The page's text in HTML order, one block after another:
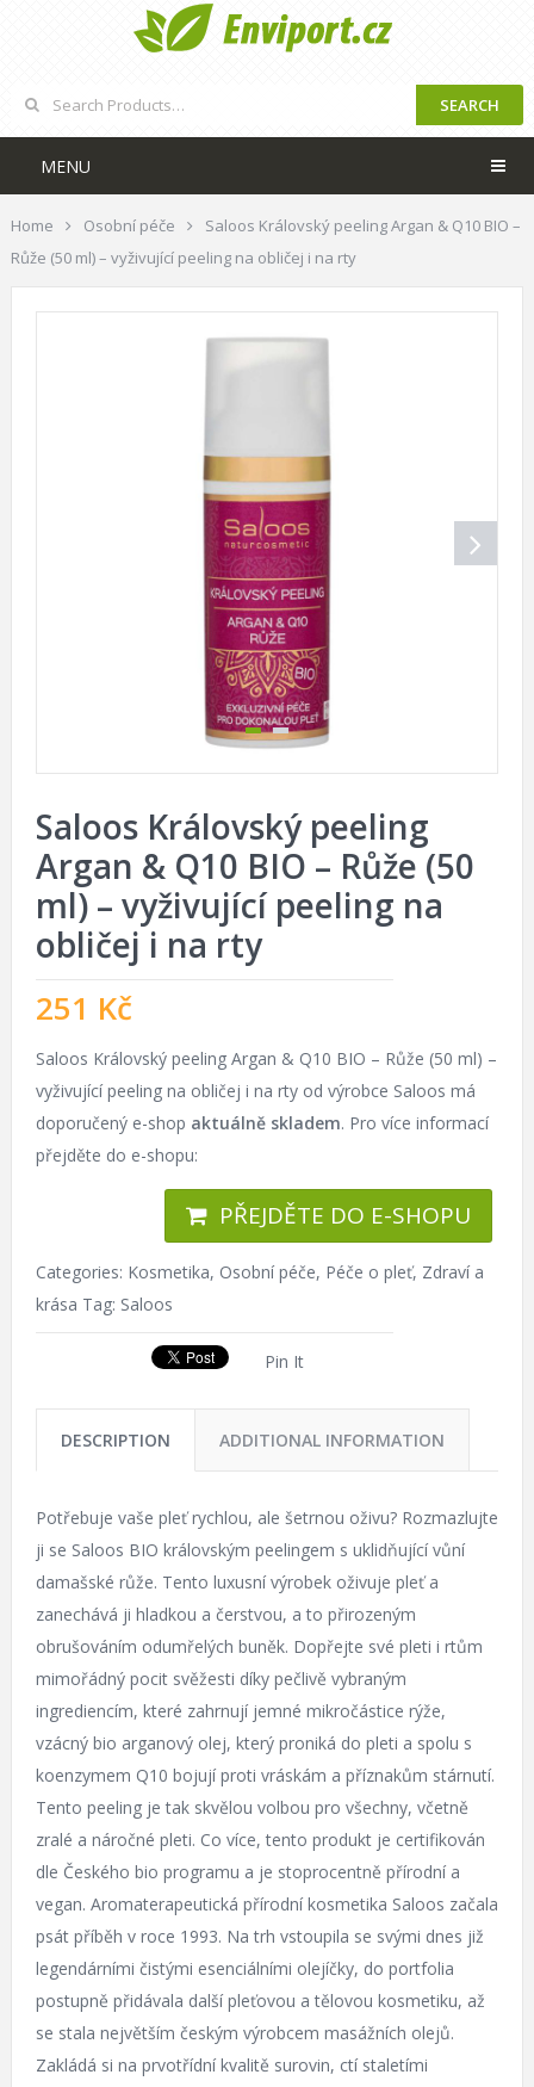
SEARCH
MENU
Home Osobní péče
Saloos Královský peeling Argan & Q10 BIO –
Růže (50 ml) – vyživující peeling na obličej i na rty
Saloos Královský peeling
Argan & Q10 BIO – Růže (50
ml) – vyživující peeling na
obličej i na rty
251 Kč
Saloos Královský peeling Argan & Q10 BIO – Růže (50 ml) –
vyživující peeling na obličej i na rty od výrobce Saloos má
doporučený e-shop aktuálně skladem. Pro více informací
přejděte do e-shopu:
PŘEJDĚTE DO E-SHOPU
Categories: Kosmetika, Osobní péče, Péče o pleť, Zdraví a
krása Tag: Saloos
Pin It
DESCRIPTION ADDITIONAL INFORMATION
Potřebuje vaše pleť rychlou, ale šetrnou oživu? Rozmazlujte
ji se Saloos BIO královským peelingem s uklidňující vůní
damašské růže. Tento luxusní výrobek oživuje pleť a
zanechává ji hladkou a čerstvou, a to přirozeným
obrušováním odumřelých buněk. Dopřejte své pleti i rtům
mimořádný pocit svěžesti díky pečlivě vybraným
ingrediencím, které zahrnují jemné mikročástice rýže,
vzácný bio arganový olej, který proniká do pleti a spolu s
koenzymem Q10 bojují proti vráskám a příznakům stárnutí.
Tento peeling je tak skvělou volbou pro všechny, včetně
zralé a náročné pleti. Co více, tento produkt je certifikován
dle Českého bio programu a je stoprocentně přírodní a
vegan. Aromaterapeutická přírodní kosmetika Saloos začala
psát příběh v roce 1993. Na trh vstoupila se svými dnes již
legendárními čistými esenciálními olejíčky, do portfolia
postupně přidávala další pleťovou a tělovou kosmetiku, až
se stala největším českým výrobcem masážních olejů.
Zakládá si na prvotřídní kvalitě surovin, ctí staletími